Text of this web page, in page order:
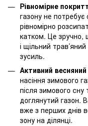
Рівномірне
газону не потребує
рівномірно
катком. Це зручно,
і щільний
зусиль.
Активний весняний
насіння зимового
після зимового
доглянутий газон.
вже з перших днів
зону на ділянці.